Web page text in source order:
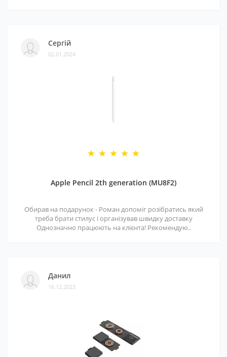
Сергій
02.01.2024
Apple Pencil 2th generation (MU8F2)
Обирав на подарунок - Роман допоміг розібратись який
треба брати стилус і організував швидку доставку
Однозначно працюють на клієнта! Рекомендую..
Данил
16.12.2023